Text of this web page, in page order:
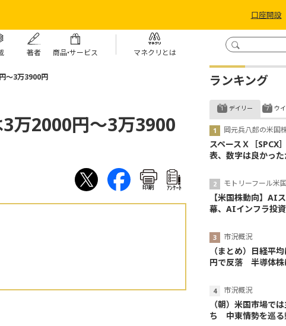
口座開設
著者 商品・サービス マネクリとは
～3万3900円
万2000円～3万3900
印刷 ｱﾝｹｰﾄ
ランキング
デイリー
岡元兵八郎の米国
スペースＸ［SPCX
表、数字は良かっ
モトリーフール米
【米国株動向】AI
幕、AIインフラ投
市況概況
（まとめ）日経平
円で反落 半導体株
市況概況
（朝）米国市場で
ち 中東情勢を巡る
ウ